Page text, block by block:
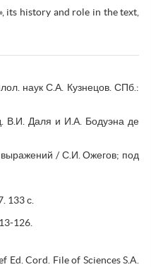
its history and role in the text,
наук С.А. Кузнецов. СПб.:
В.И. Даля и И.А. Бодуэна де
выражений / С.И. Ожегов; под
133 с.
126.
Cord. File of Sciences S.A.